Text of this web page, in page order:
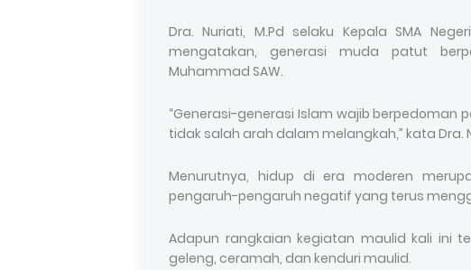
Dra. Nuriati, M.Pd selaku Kepala SMA
mengatakan, generasi muda patut
Muhammad SAW.
“Generasi-generasi Islam wajib berpedoman
tidak salah arah dalam melangkah,” kata Dra.
Menurutnya, hidup di era moderen
pengaruh-pengaruh negatif yang terus
Adapun rangkaian kegiatan maulid kali ini
geleng, ceramah, dan kenduri maulid.